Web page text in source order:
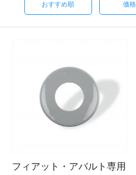
おすすめ順 価
フィアット・アバルト専用